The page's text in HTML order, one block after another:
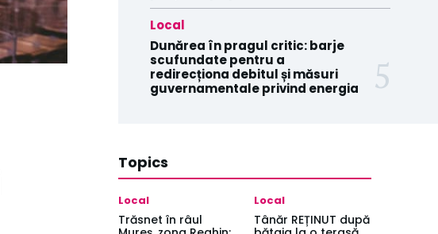
Local
Dunărea în pragul critic: barje
scufundate pentru a
redirecționa debitul și măsuri
guvernamentale privind energia
Topics
Local
Trăsnet în râul
Local
Tânăr REȚINUT după